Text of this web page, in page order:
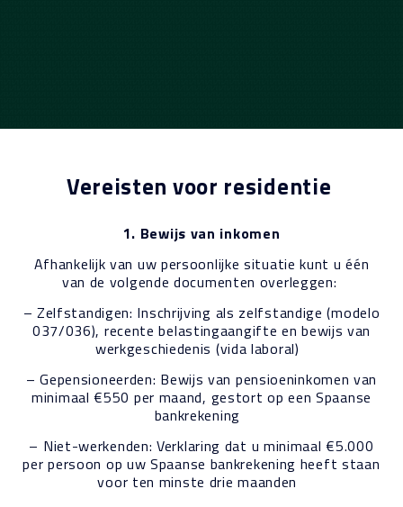
Vereisten voor residentie
1. Bewijs van inkomen
Afhankelijk van uw persoonlijke situatie kunt u één
van de volgende documenten overleggen:
– Zelfstandigen: Inschrijving als zelfstandige (modelo
037/036), recente belastingaangifte en bewijs van
werkgeschiedenis (vida laboral)
– Gepensioneerden: Bewijs van pensioeninkomen van
minimaal €550 per maand, gestort op een Spaanse
bankrekening
– Niet-werkenden: Verklaring dat u minimaal €5.000
per persoon op uw Spaanse bankrekening heeft staan
voor ten minste drie maanden